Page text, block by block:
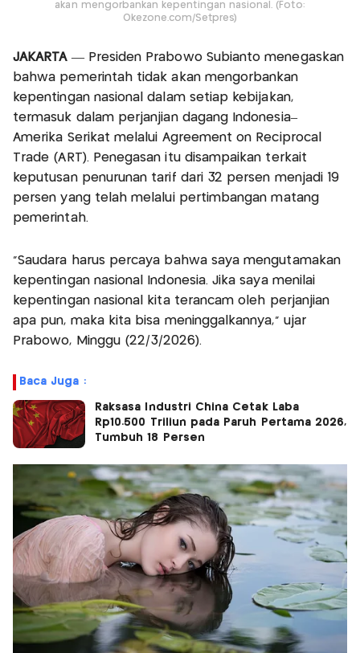
akan mengorbankan kepentingan nasional. (Foto:
Okezone.com/Setpres)
JAKARTA— Presiden Prabowo Subianto menegaskan
bahwa pemerintah tidak akan mengorbankan
kepentingan nasional dalam setiap kebijakan,
termasuk dalam perjanjian dagang Indonesia–
Amerika Serikat melalui Agreement on Reciprocal
Trade (ART). Penegasan itu disampaikan terkait
keputusan penurunan tarif dari 32 persen menjadi 19
persen yang telah melalui pertimbangan matang
pemerintah.
“Saudara harus percaya bahwa saya mengutamakan
kepentingan nasional Indonesia. Jika saya menilai
kepentingan nasional kita terancam oleh perjanjian
apa pun, maka kita bisa meninggalkannya,” ujar
Prabowo, Minggu (22/3/2026).
Baca Juga :
Raksasa Industri China Cetak Laba
Rp10.500 Triliun pada Paruh Pertama 2026,
Tumbuh 18 Persen